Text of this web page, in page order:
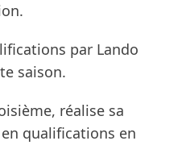
par Lando
saison.
réalise sa
qualifications en